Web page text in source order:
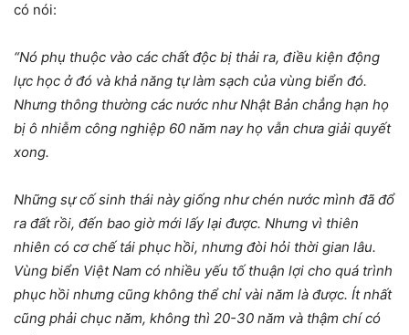
có nói:
“Nó phụ thuộc vào các chất độc bị thải ra, điều kiện động
lực học ở đó và khả năng tự làm sạch của vùng biển đó.
Nhưng thông thường các nước như Nhật Bản chẳng hạn họ
bị ô nhiễm công nghiệp 60 năm nay họ vẫn chưa giải quyết
xong.
Những sự cố sinh thái này giống như chén nước mình đã đổ
ra đất rồi, đến bao giờ mới lấy lại được. Nhưng vì thiên
nhiên có cơ chế tái phục hồi, nhưng đòi hỏi thời gian lâu.
Vùng biển Việt Nam có nhiều yếu tố thuận lợi cho quá trình
phục hồi nhưng cũng không thể chỉ vài năm là được. Ít nhất
cũng phải chục năm, không thì 20-30 năm và thậm chí có